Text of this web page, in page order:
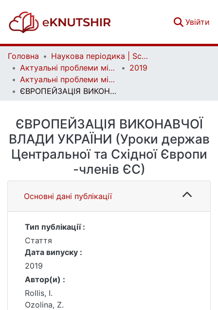
Увійти
Головна
Наукова періодика | Scientific periodicals
Актуальні проблеми міжнародних відносин | Аctual Problems of International Relations
2019
Актуальні проблеми міжнародних відносин. Вип. 140
ЄВРОПЕЙЗАЦІЯ ВИКОНАВЧОЇ ВЛАДИ УКРАЇНИ (Уроки держав Центральної та Східної Європи -членів ЄС)
ЄВРОПЕЙЗАЦІЯ ВИКОНАВЧОЇ
ВЛАДИ УКРАЇНИ (Уроки держав
Центральної та Східної Європи
-членів ЄС)
Основні дані публікації
Тип публікації :
Стаття
Дата випуску :
2019
Автор(и) :
Rollis, I.
Ozolina, Z.